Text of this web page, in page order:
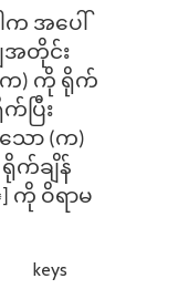
အပေါ်
အတိုင်း
က) ကို ရိုက်
ပြီး
ော (က)
ရိုက်ချိန်
ကို ဝိရာမ
keys